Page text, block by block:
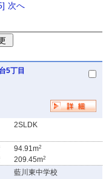
次へ
5丁目
2SLDK
94.91m2
209.45m2
藍川東中学校